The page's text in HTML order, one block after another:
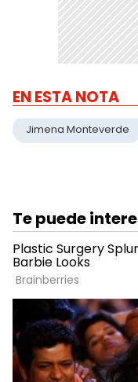
EN ESTA NOTA
Jimena Monteverde